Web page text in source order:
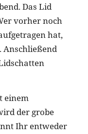
Das Lid
vorher noch
hat,
Anschließend
einem
der grobe
Ihr entweder